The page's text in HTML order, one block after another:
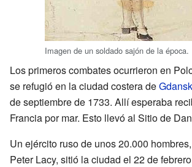
Imagen de un soldado sajón de la época.
Los primeros combates ocurrieron en
se refugió en la ciudad costera deGdansk
de septiembre de 1733. Allí esperaba
Francia por mar. Esto llevó al Sitio de
Un ejército ruso de unos 20.000
Peter Lacy, sitió la ciudad el 22 de